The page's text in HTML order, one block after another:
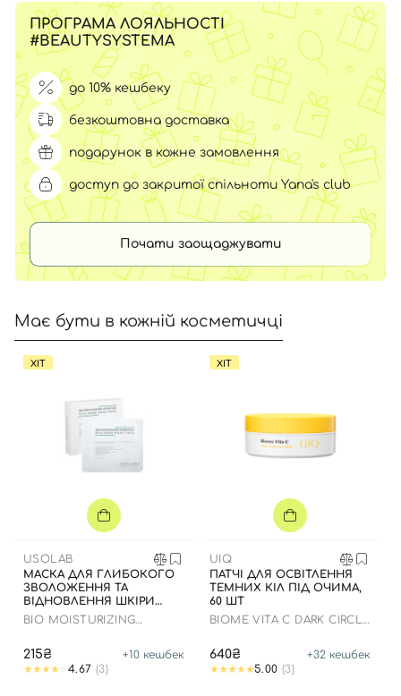
ПРОГРАМА ЛОЯЛЬНОСТІ
#BEAUTYSYSTEMA
до 10% кешбеку
безкоштовна доставка
подарунок в кожне замовлення
доступ до закритої спільноти Yana's club
Почати заощаджувати
Має бути в кожній косметичці
ХІТ
USOLAB
МАСКА ДЛЯ ГЛИБОКОГО
ЗВОЛОЖЕННЯ ТА
ВІДНОВЛЕННЯ ШКІРИ
ОБЛИЧЧЯ З
BIO MOISTURIZING
215₴ +10 кешбек
4.67 (3)
ХІТ
UIQ
ПАТЧІ ДЛЯ ОСВІТЛЕННЯ
ТЕМНИХ КІЛ ПІД ОЧИМА,
60 ШТ
BIOME VITA C DARK CIRCLE
640₴ +32 кешбек
5.00 (3)